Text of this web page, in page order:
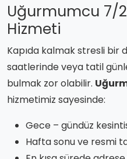
Uğurmumcu 7/
Hizmeti
Kapıda kalmak stresli bir
saatlerinde veya tatil
bulmak zor olabilir.
hizmetimiz sayesinde:
Gece – gündüz
Hafta sonu ve resmi